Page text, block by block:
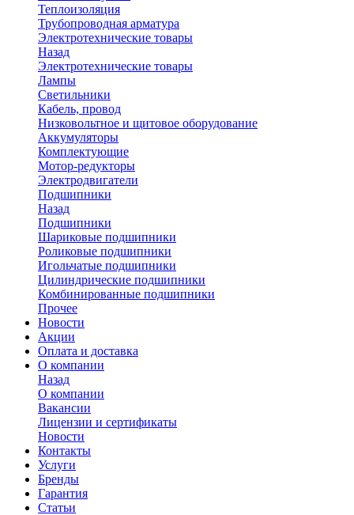
Теплоизоляция
Трубопроводная арматура
Электротехнические товары
Назад
Электротехнические товары
Лампы
Светильники
Кабель, провод
Низковольтное и щитовое оборудование
Аккумуляторы
Комплектующие
Мотор-редукторы
Электродвигатели
Подшипники
Назад
Подшипники
Шариковые подшипники
Роликовые подшипники
Игольчатые подшипники
Цилиндрические подшипники
Комбинированные подшипники
Прочее
Новости
Акции
Оплата и доставка
О компании
Назад
О компании
Вакансии
Лицензии и сертификаты
Новости
Контакты
Услуги
Бренды
Гарантия
Статьи